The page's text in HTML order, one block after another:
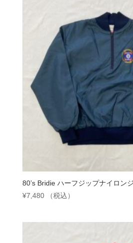
80’s Bridie ハーフジップナイロン
¥7,480 （税込）